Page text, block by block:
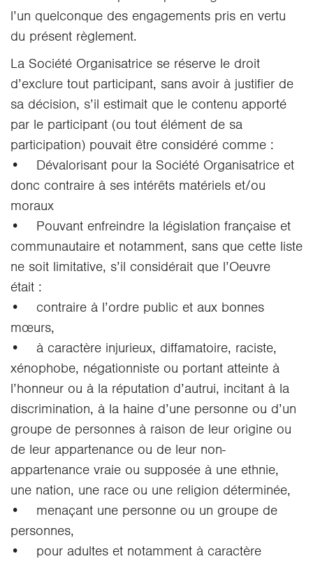
l’un quelconque des engagements pris en vertu
du présent règlement.
La Société Organisatrice se réserve le droit
d’exclure tout participant, sans avoir à justifier de
sa décision, s’il estimait que le contenu apporté
par le participant (ou tout élément de sa
participation) pouvait être considéré comme :
• Dévalorisant pour la Société Organisatrice et
donc contraire à ses intérêts matériels et/ou
moraux
• Pouvant enfreindre la législation française et
communautaire et notamment, sans que cette liste
ne soit limitative, s’il considérait que l’Oeuvre
était :
• contraire à l’ordre public et aux bonnes
mœurs,
• à caractère injurieux, diffamatoire, raciste,
xénophobe, négationniste ou portant atteinte à
l’honneur ou à la réputation d’autrui, incitant à la
discrimination, à la haine d’une personne ou d’un
groupe de personnes à raison de leur origine ou
de leur appartenance ou de leur non-
appartenance vraie ou supposée à une ethnie,
une nation, une race ou une religion déterminée,
• menaçant une personne ou un groupe de
personnes,
• pour adultes et notamment à caractère